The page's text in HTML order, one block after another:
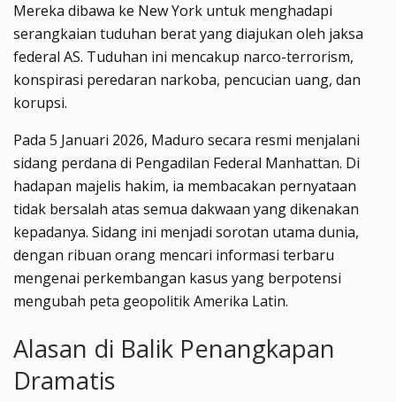
Mereka dibawa ke New York untuk menghadapi
serangkaian tuduhan berat yang diajukan oleh jaksa
federal AS. Tuduhan ini mencakup narco-terrorism,
konspirasi peredaran narkoba, pencucian uang, dan
korupsi.
Pada 5 Januari 2026, Maduro secara resmi menjalani
sidang perdana di Pengadilan Federal Manhattan. Di
hadapan majelis hakim, ia membacakan pernyataan
tidak bersalah atas semua dakwaan yang dikenakan
kepadanya. Sidang ini menjadi sorotan utama dunia,
dengan ribuan orang mencari informasi terbaru
mengenai perkembangan kasus yang berpotensi
mengubah peta geopolitik Amerika Latin.
Alasan di Balik Penangkapan
Dramatis